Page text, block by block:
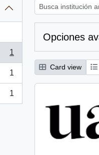
1
1
1
Opciones
Card view